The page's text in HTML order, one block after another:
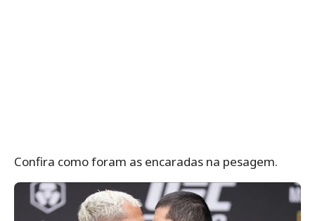
Confira como foram as encaradas na pesagem.